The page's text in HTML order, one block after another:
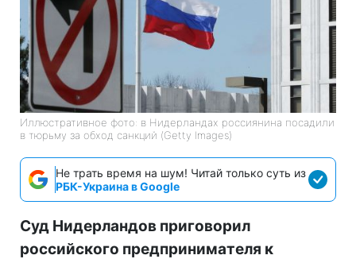
Иллюстративное фото: в Нидерландах россиянина посадили
в тюрьму за обход санкций (Getty Images)
Не трать время на шум! Читай только суть из
РБК-Украина в Google
Суд Нидерландов приговорил
российского предпринимателя к